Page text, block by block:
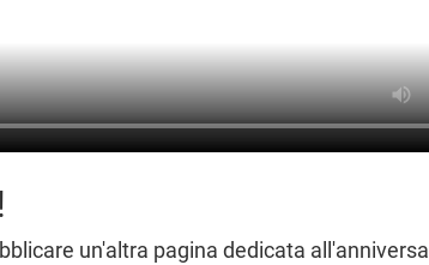
un'altra pagina dedicata